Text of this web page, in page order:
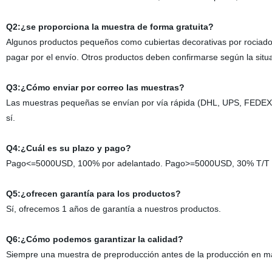
Q2:¿se proporciona la muestra de forma gratuita?
Algunos productos pequeños como cubiertas decorativas por
pagar por el envío. Otros productos deben confirmarse según la
Q3:¿Cómo enviar por correo las muestras?
Las muestras pequeñas se envían por vía rápida (DHL, UPS,
sí.
Q4:¿Cuál es su plazo y pago?
Pago<=5000USD, 100% por adelantado. Pago>=5000USD, 30% T/
Q5:¿ofrecen garantía para los productos?
Sí, ofrecemos 1 años de garantía a nuestros productos.
Q6:¿Cómo podemos garantizar la calidad?
Siempre una muestra de preproducción antes de la producción en